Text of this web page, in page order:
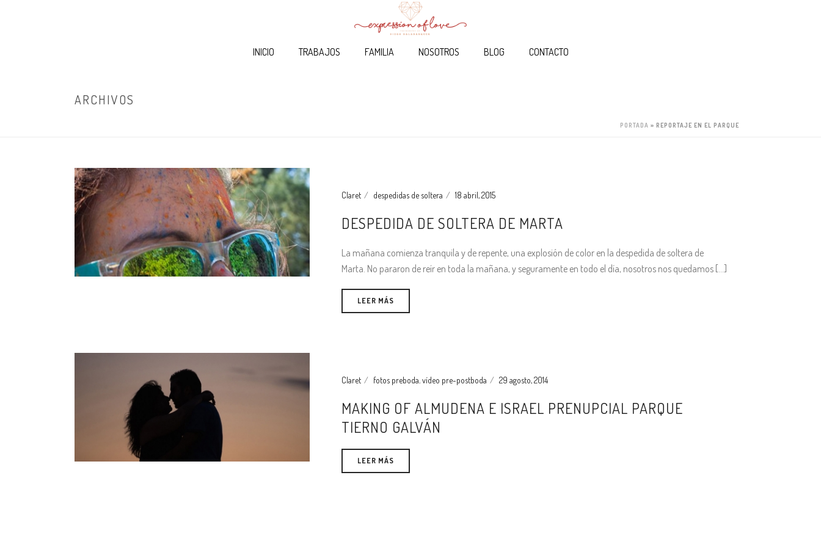
INICIO TRABAJOS FAMILIA NOSOTROS BLOG CONTACTO
ARCHIVOS
PORTADA » REPORTAJE EN EL PARQUE
Claret despedidas de soltera 18 abril, 2015
DESPEDIDA DE SOLTERA DE MARTA
La mañana comienza tranquila y de repente, una explosión de color en la despedida de soltera de
Marta. No pararon de reír en toda la mañana, y seguramente en todo el día, nosotros nos quedamos [...]
LEER MÁS
Claret fotos preboda,vídeo pre-postboda 29 agosto, 2014
MAKING OF ALMUDENA E ISRAEL PRENUPCIAL PARQUE
TIERNO GALVÁN
LEER MÁS